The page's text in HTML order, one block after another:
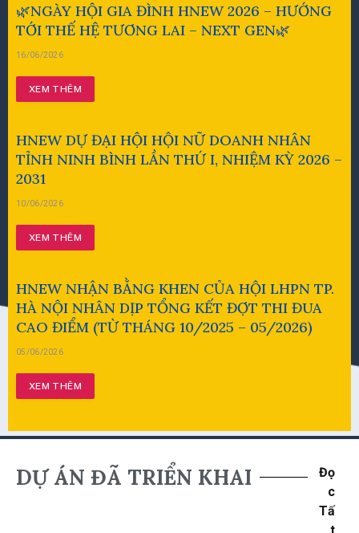
🌿NGÀY HỘI GIA ĐÌNH HNEW 2026 – HƯỚNG
TỚI THẾ HỆ TƯƠNG LAI – NEXT GEN🌿
16/06/2026
XEM THÊM
HNEW DỰ ĐẠI HỘI HỘI NỮ DOANH NHÂN
TỈNH NINH BÌNH LẦN THỨ I, NHIỆM KỲ 2026 –
2031
10/06/2026
XEM THÊM
HNEW NHẬN BẰNG KHEN CỦA HỘI LHPN TP.
HÀ NỘI NHÂN DỊP TỔNG KẾT ĐỢT THI ĐUA
CAO ĐIỂM (TỪ THÁNG 10/2025 – 05/2026)
05/06/2026
XEM THÊM
DỰ ÁN ĐÃ TRIỂN KHAI
Đọ
c
Tấ